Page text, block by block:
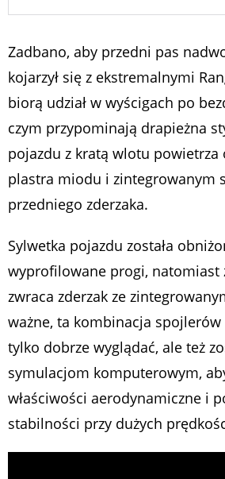
Zadbano, aby przedni pas
kojarzył się z ekstremalnymi
biorą udział w wyścigach po
czym przypominają drapieżna
pojazdu z kratą wlotu powietrza
plastra miodu i zintegrowanym
przedniego zderzaka.
Sylwetka pojazdu została
wyprofilowane progi, natomiast
zwraca zderzak ze
ważne, ta kombinacja
tylko dobrze wyglądać, ale też
symulacjom komputerowym,
właściwości aerodynamiczne i
stabilności przy dużych